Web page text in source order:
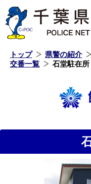
トップ 県警の紹介
交番一覧
石堂駐在所